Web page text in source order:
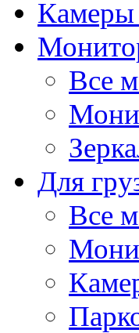
Камеры
Все
Для
Все